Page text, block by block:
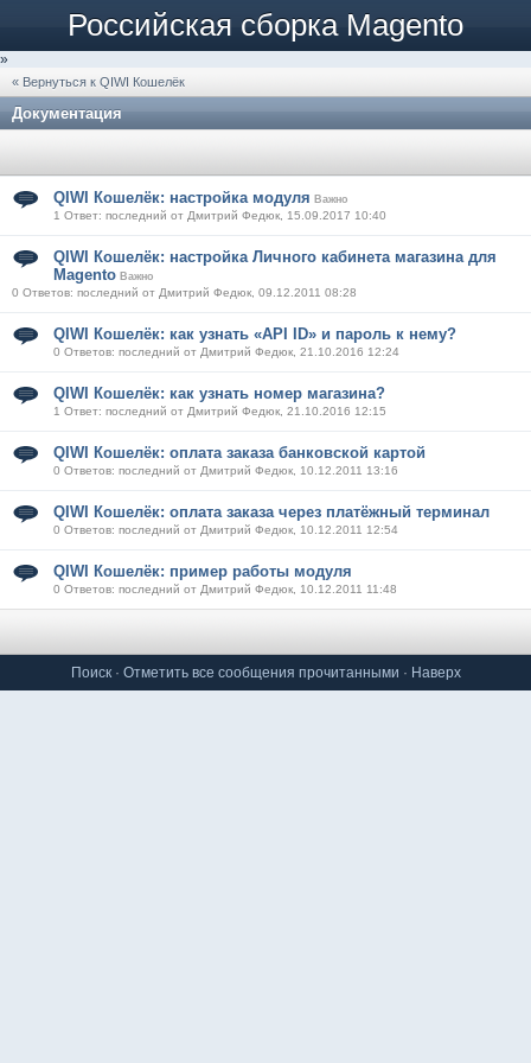
Российская сборка Magento
»
« Вернуться к QIWI Кошелёк
Документация
QIWI Кошелёк: настройка модуля Важно
1 Ответ: последний от Дмитрий Федюк, 15.09.2017 10:40
QIWI Кошелёк: настройка Личного кабинета магазина для
Magento Важно
0 Ответов: последний от Дмитрий Федюк, 09.12.2011 08:28
QIWI Кошелёк: как узнать «API ID» и пароль к нему?
0 Ответов: последний от Дмитрий Федюк, 21.10.2016 12:24
QIWI Кошелёк: как узнать номер магазина?
1 Ответ: последний от Дмитрий Федюк, 21.10.2016 12:15
QIWI Кошелёк: оплата заказа банковской картой
0 Ответов: последний от Дмитрий Федюк, 10.12.2011 13:16
QIWI Кошелёк: оплата заказа через платёжный терминал
0 Ответов: последний от Дмитрий Федюк, 10.12.2011 12:54
QIWI Кошелёк: пример работы модуля
0 Ответов: последний от Дмитрий Федюк, 10.12.2011 11:48
Поиск· Отметить все сообщения прочитанными · Наверх